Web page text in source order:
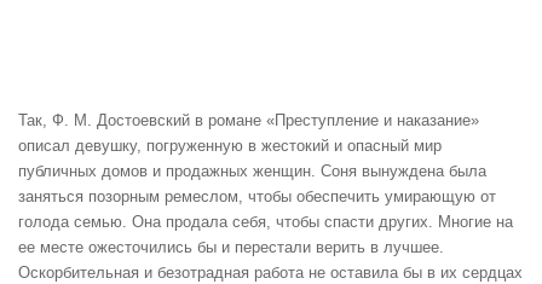
Так, Ф. М. Достоевский в романе «Преступление и наказание»
описал девушку, погруженную в жестокий и опасный мир
публичных домов и продажных женщин. Соня вынуждена была
заняться позорным ремеслом, чтобы обеспечить умирающую от
голода семью. Она продала себя, чтобы спасти других. Многие на
ее месте ожесточились бы и перестали верить в лучшее.
Оскорбительная и безотрадная работа не оставила бы в их сердцах